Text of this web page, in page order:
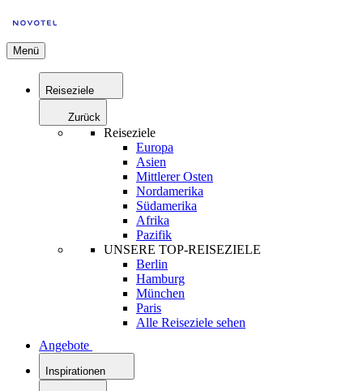
Menü
Reiseziele
Zurück
Reiseziele
Europa
Asien
Mittlerer Osten
Nordamerika
Südamerika
Afrika
Pazifik
UNSERE TOP-REISEZIELE
Berlin
Hamburg
München
Paris
Alle Reiseziele sehen
Angebote
Inspirationen